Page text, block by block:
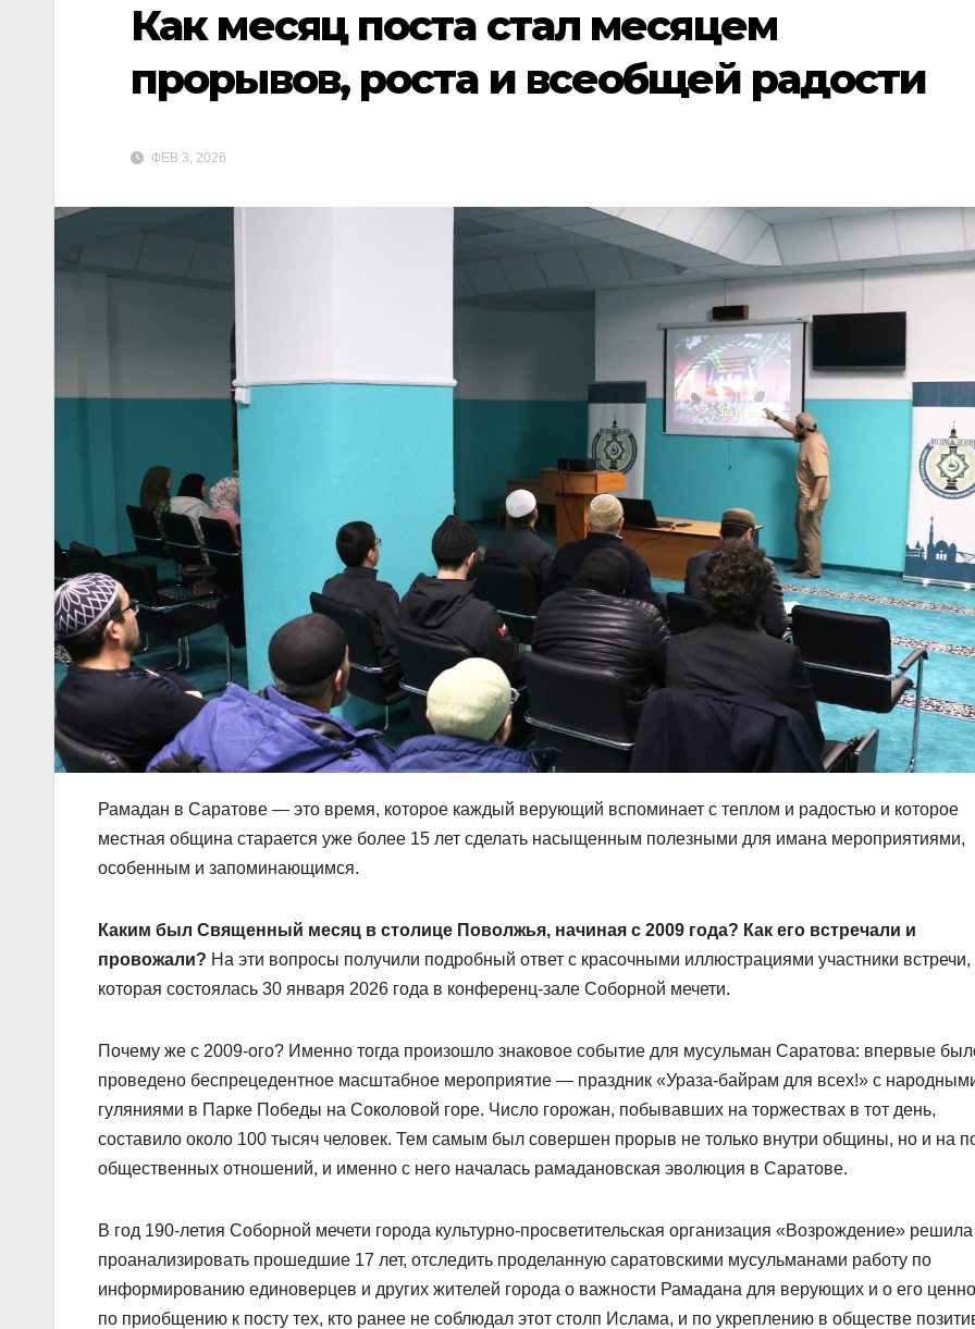
Как месяц поста стал месяцем
прорывов, роста и всеобщей радости
ФЕВ 3, 2026
Рамадан в Саратове — это время, которое каждый верующий вспоминает с теплом и радостью и которое
местная община старается уже более 15 лет сделать насыщенным полезными для имана мероприятиями,
особенным и запоминающимся.
Каким был Священный месяц в столице Поволжья, начиная с 2009 года? Как его встречали и
провожали? На эти вопросы получили подробный ответ с красочными иллюстрациями участники встречи,
которая состоялась 30 января 2026 года в конференц-зале Соборной мечети.
Почему же с 2009-ого? Именно тогда произошло знаковое событие для мусульман Саратова: впервые
проведено беспрецедентное масштабное мероприятие — праздник «Ураза-байрам для всех!» с
гуляниями в Парке Победы на Соколовой горе. Число горожан, побывавших на торжествах в тот день,
составило около 100 тысяч человек. Тем самым был совершен прорыв не только внутри общины, но и на
общественных отношений, и именно с него началась рамадановская эволюция в Саратове.
В год 190-летия Соборной мечети города культурно-просветительская организация «Возрождение» решила
проанализировать прошедшие 17 лет, отследить проделанную саратовскими мусульманами работу по
информированию единоверцев и других жителей города о важности Рамадана для верующих и о его
по приобщению к посту тех, кто ранее не соблюдал этот столп Ислама, и по укреплению в обществе